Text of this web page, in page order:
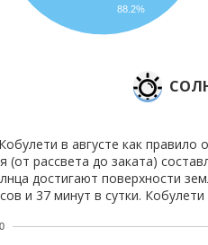
88.2%
в августе как
(от рассвета до заката)
достигают поверхности
и 37 минут в сутки.